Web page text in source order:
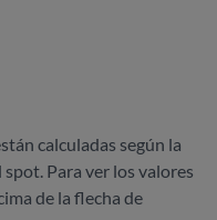
calculadas según la
Para ver los valores
de la flecha de